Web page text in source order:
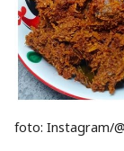
foto: Instagram/